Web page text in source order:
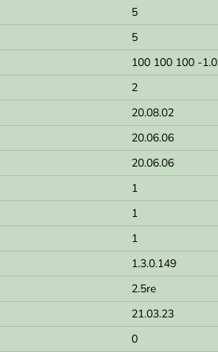
5
5
100 100 100 -
2
20.08.02
20.06.06
20.06.06
1
1
1
1.3.0.149
2.5re
21.03.23
0